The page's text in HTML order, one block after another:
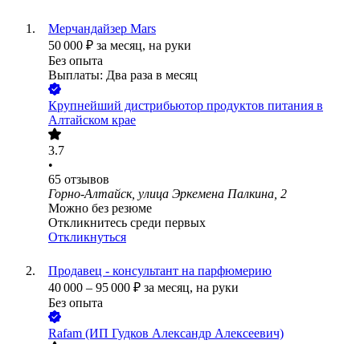
Мерчандайзер Mars
50 000 ₽ за месяц, на руки
Без опыта
Выплаты: Два раза в месяц
Крупнейший дистрибьютор продуктов питания в
Алтайском крае
3.7
•
65 отзывов
Горно-Алтайск, улица Эркемена Палкина, 2
Можно без резюме
Откликнитесь среди первых
Откликнуться
Продавец - консультант на парфюмерию
40 000 – 95 000 ₽ за месяц, на руки
Без опыта
Rafam (ИП Гудков Александр Алексеевич)